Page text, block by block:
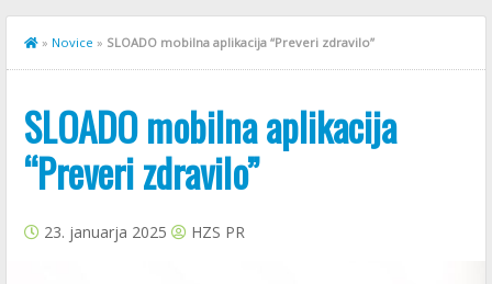
» Novice » SLOADO mobilna aplikacija “Preveri zdravilo”
SLOADO mobilna aplikacija
“Preveri zdravilo”
23. januarja 2025 HZS PR